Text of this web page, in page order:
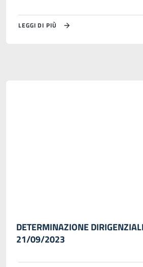
LEGGI DI PIÙ
DETERMINAZIONE
21/09/2023